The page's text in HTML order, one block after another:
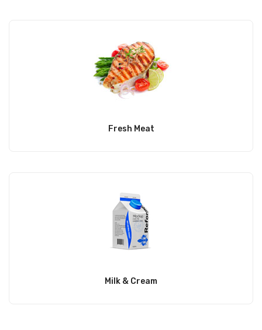
Fresh Meat
Milk & Cream